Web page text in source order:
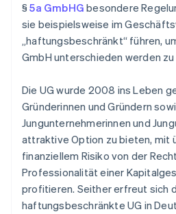
§5a GmbHG besondere
sie beispielsweise im
„haftungsbeschränkt“ führen,
GmbH unterschieden werden zu
Die UG wurde 2008 ins Leben
Gründerinnen und Gründern
Jungunternehmerinnen und
attraktive Option zu bieten, mit
finanziellem Risiko von der
Professionalität einer
profitieren. Seither erfreut sich
haftungsbeschränkte UG in